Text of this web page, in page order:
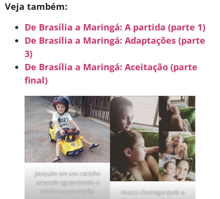
Veja também:
De Brasília a Maringá: A partida (parte 1)
De Brasília a Maringá: Adaptações (parte
3)
De Brasília a Maringá: Aceitação (parte
final)
Joaquim em seu carinho
amarelo aguardando a
minha recuperação.
Nosso chamego após o